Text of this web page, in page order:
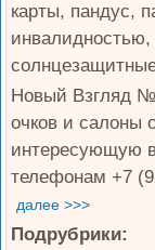
карты, пандус,
Новый Взгляд №
очков и салоны
интересующую
телефонам +7
далее >>>
Подрубрики: